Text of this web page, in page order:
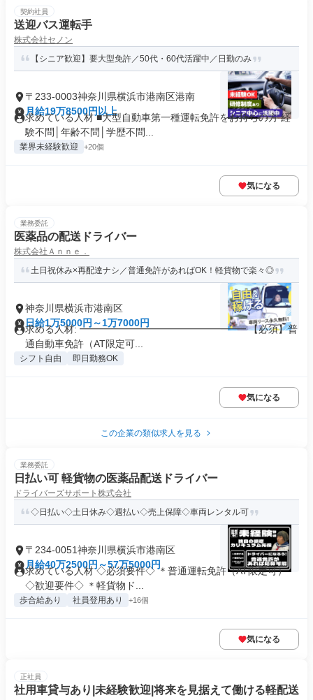
契約社員
送迎バス運転手
株式会社セノン
【シニア歓迎】要大型免許／50代・60代活躍中／日勤のみ
〒233-0003神奈川県横浜市港南区港南
月給19万8500円以上
求めている人材 ■大型自動車第一種運転免許をお持ちの方 経
験不問│年齢不問│学歴不問...
業界未経験歓迎 +20個
気になる
業務委託
医薬品の配送ドライバー
株式会社Ａｎｎｅ．
土日祝休み×再配達ナシ／普通免許があればOK！軽貨物で楽々◎
神奈川県横浜市港南区
日給1万5000円～1万7000円
求める人材: ━━━━━━━━━━━━━━━━━ 【必須】普
通自動車免許（AT限定可...
シフト自由 即日勤務OK
気になる
この企業の類似求人を見る
業務委託
日払い可 軽貨物の医薬品配送ドライバー
ドライバーズサポート株式会社
◇日払い◇土日休み◇週払い◇売上保障◇車両レンタル可
〒234-0051神奈川県横浜市港南区
月給40万2500円～57万5000円
求めている人材 ◇必須要件◇ ＊普通運転免許（AT限定可）
◇歓迎要件◇ ＊軽貨物ド...
歩合給あり 社員登用あり +16個
気になる
正社員
社用車貸与あり|未経験歓迎|将来を見据えて働ける軽配送